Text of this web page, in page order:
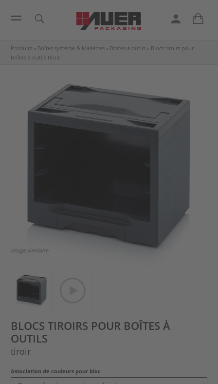
Produits » Boîtes système & Mallettes » Boîtes à outils » Blocs tiroirs pour
boîtes à outils tiroir
image similaire
BLOCS TIROIRS POUR BOÎTES À
OUTILS
tiroir
Association de couleurs pour bloc